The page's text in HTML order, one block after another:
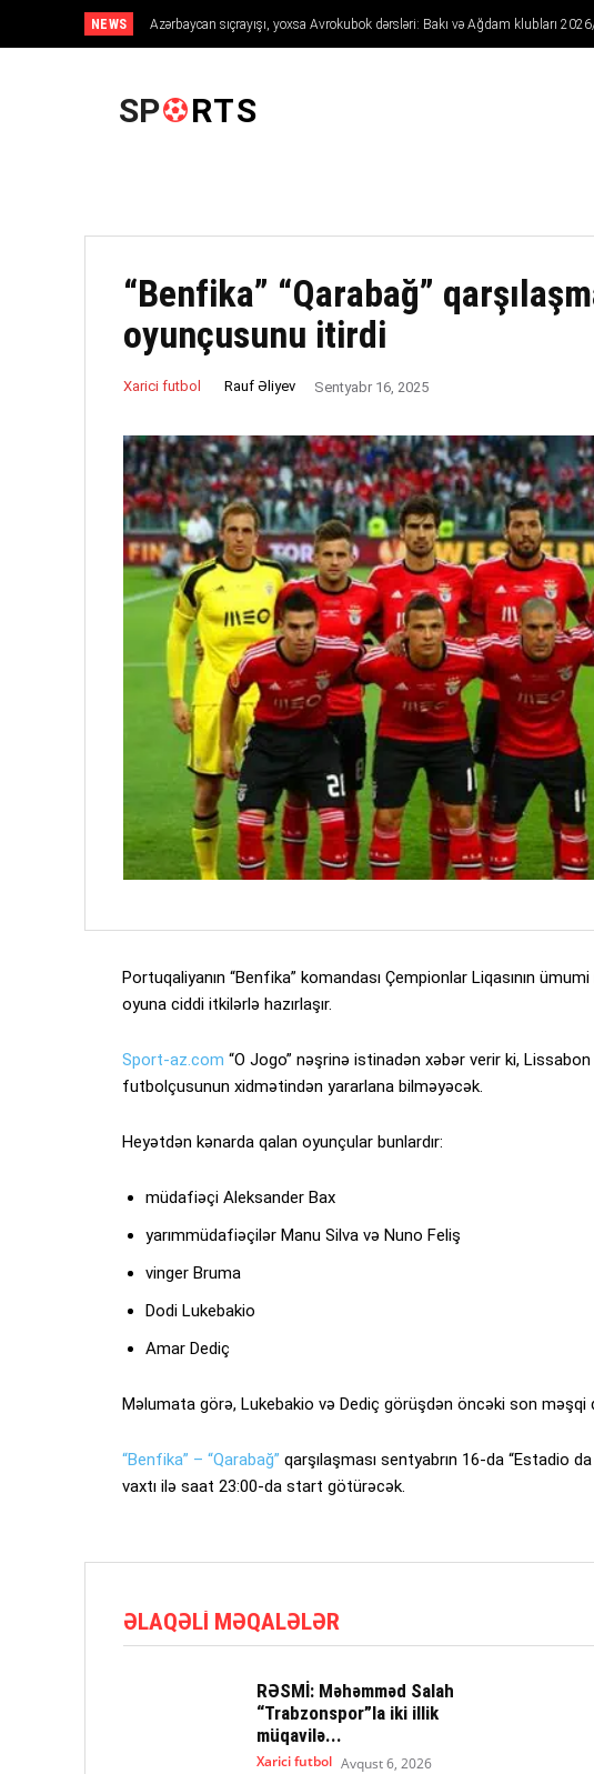
NEWS
Azərbaycan sıçrayışı, yoxsa Avrokubok dərsləri: Bakı və Ağdam klubları
Avropanı necə fəth edir
SP RTS
“Benfika” “Qarabağ”
oyunçusunu itirdi
Xarici futbol Rauf Əliyev Sentyabr 16, 2025
Portuqaliyanın “Benfika” komandası Çempionlar Liqasının
oyuna ciddi itkilərlə hazırlaşır.
Sport-az.com “O Jogo” nəşrinə istinadən xəbər verir ki,
futbolçusunun xidmətindən yararlana bilməyəcək.
Heyətdən kənarda qalan oyunçular bunlardır:
müdafiəçi Aleksander Bax
yarımmüdafiəçilər Manu Silva və Nuno Feliş
vinger Bruma
Dodi Lukebakio
Amar Dediç
Məlumata görə, Lukebakio və Dediç görüşdən öncəki son məşqi
“Benfika” – “Qarabağ” qarşılaşması sentyabrın 16-da “Estadio
vaxtı ilə saat 23:00-da start götürəcək.
ƏLAQƏLI MƏQALƏLƏR
RƏSMİ: Məhəmməd Salah
“Trabzonspor”la iki illik
müqavilə...
Xarici futbol Avqust 6, 2026